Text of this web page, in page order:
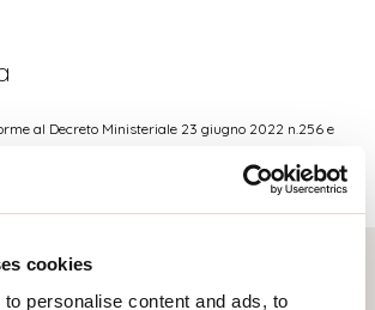
cookies
personalise content and ads, to
al Decreto Ministeriale 23 giugno 2022 n.256 e